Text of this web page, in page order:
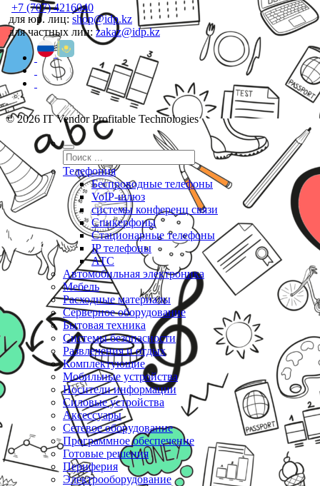
+7 (707) 4216040
для юр. лиц: shop@idp.kz
для частных лиц: zakaz@idp.kz
© 2026 IT Vendor Profitable Technologies
Телефония
Беспроводные телефоны
VoIP-шлюз
системы конференц связи
Спикерфоны
Стационарные телефоны
IP телефоны
АТС
Автомобильная электроника
Мебель
Расходные материалы
Серверное оборудование
Бытовая техника
Системы безопасности
Развлечения и отдых
Комплектующие
Мобильные устройства
Носители информации
Силовые устройства
Аксессуары
Сетевое оборудование
Программное обеспечение
Готовые решения
Периферия
Электрооборудование